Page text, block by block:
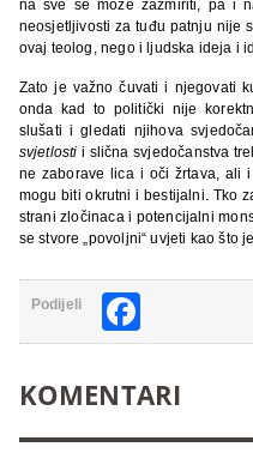
na sve se može zažmiriti, pa i
neosjetljivosti za tuđu patnju nije
ovaj teolog, nego i ljudska ideja i
Zato je važno čuvati i njegovati
onda kad to politički nije
slušati i gledati njihova
svjetlosti i slična svjedočanstva
ne zaborave lica i oči žrtava, ali
mogu biti okrutni i bestijalni. Tko
strani zločinaca i potencijalni
se stvore „povoljni“ uvjeti kao što
Podijeli
KOMENTARI